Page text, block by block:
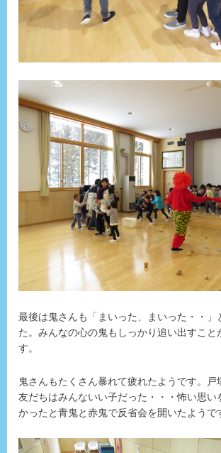
最後は鬼さんも「まいった、まいった・・」
た。みんなの心の鬼もしっかり追い出すこと
す。
鬼さんもたくさん暴れて疲れたようです。戸
友だちはみんないい子だった・・・怖い思い
かったと青鬼と赤鬼で反省会を開いたようで